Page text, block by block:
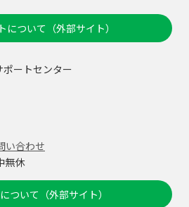
について（外部サイト）
ートセンター
い合わせ
休
ついて（外部サイト）